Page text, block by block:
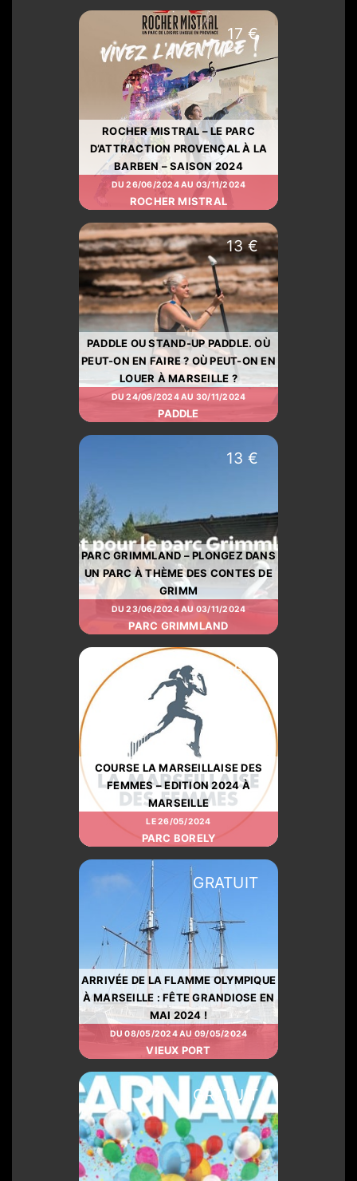
17 €
ROCHER MISTRAL – LE PARC
D’ATTRACTION PROVENÇAL À LA
BARBEN – SAISON 2024
DU 26/06/2024 AU 03/11/2024
ROCHER MISTRAL
13 €
PADDLE OU STAND-UP PADDLE. OÙ
PEUT-ON EN FAIRE ? OÙ PEUT-ON EN
LOUER À MARSEILLE ?
DU 24/06/2024 AU 30/11/2024
PADDLE
13 €
PARC GRIMMLAND – PLONGEZ DANS
UN PARC À THÈME DES CONTES DE
GRIMM
DU 23/06/2024 AU 03/11/2024
PARC GRIMMLAND
25 €
COURSE LA MARSEILLAISE DES
FEMMES – EDITION 2024 À
MARSEILLE
LE 26/05/2024
PARC BORELY
GRATUIT
ARRIVÉE DE LA FLAMME OLYMPIQUE
À MARSEILLE : FÊTE GRANDIOSE EN
MAI 2024 !
DU 08/05/2024 AU 09/05/2024
VIEUX PORT
GRATUIT